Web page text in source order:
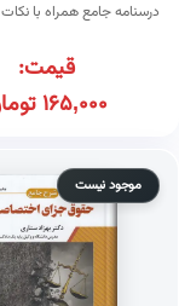
درسنامه جامع همراه با
قیمت:
165,000
موجود نیست